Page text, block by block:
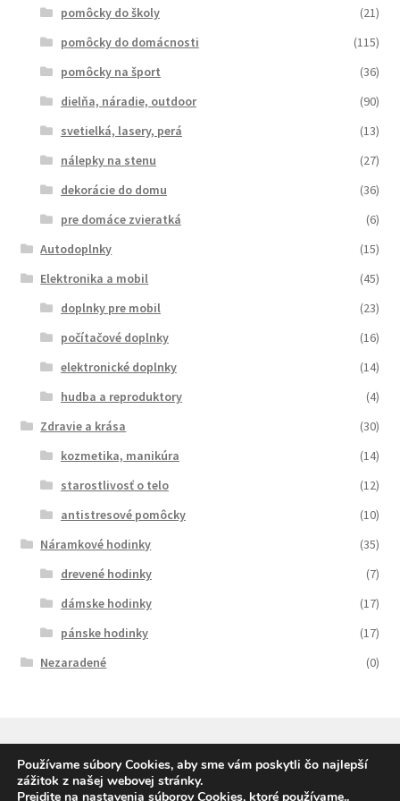
pomôcky do školy
(21)
pomôcky do domácnosti
(115)
pomôcky na šport
(36)
dielňa, náradie, outdoor
(90)
svetielká, lasery, perá
(13)
nálepky na stenu
(27)
dekorácie do domu
(36)
pre domáce zvieratká
(6)
Autodoplnky
(15)
Elektronika a mobil
(45)
doplnky pre mobil
(23)
počítačové doplnky
(16)
elektronické doplnky
(14)
hudba a reproduktory
(4)
Zdravie a krása
(30)
kozmetika, manikúra
(14)
starostlivosť o telo
(12)
antistresové pomôcky
(10)
Náramkové hodinky
(35)
drevené hodinky
(7)
dámske hodinky
(17)
pánske hodinky
(17)
Nezaradené
(0)
© SqueleDarceky.sk 2026
Používame súbory Cookies, aby sme vám poskytli čo najlepší
zážitok z našej webovej stránky.
Prejdite na nastavenia súborov Cookies, ktoré používame..